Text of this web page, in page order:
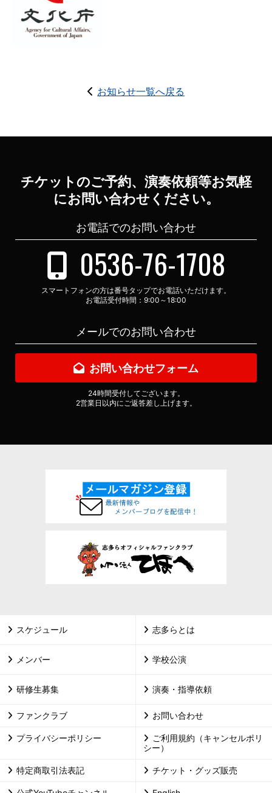
お知らせ一覧へ戻る
チケットのご予約、演奏依頼等お気軽
にお問い合わせください。
お電話でのお問い合わせ
0536-76-1708
スマートフォンの方は番号タップでお電話いただけます。
お電話受付時間：9:00～18:00
メールでのお問い合わせ
お問い合わせフォーム
24時間受付してございます。
2営業日以内にご返答差し上げます。
スケジュール 志多らとは
メンバー 学校公演
研修生募集 演奏・指導依頼
ファンクラブ お問い合わせ
プライバシーポリシー
ご利用規約（キャンセルポリ
シー）
特定商取引法表記 チケット・グッズ販売